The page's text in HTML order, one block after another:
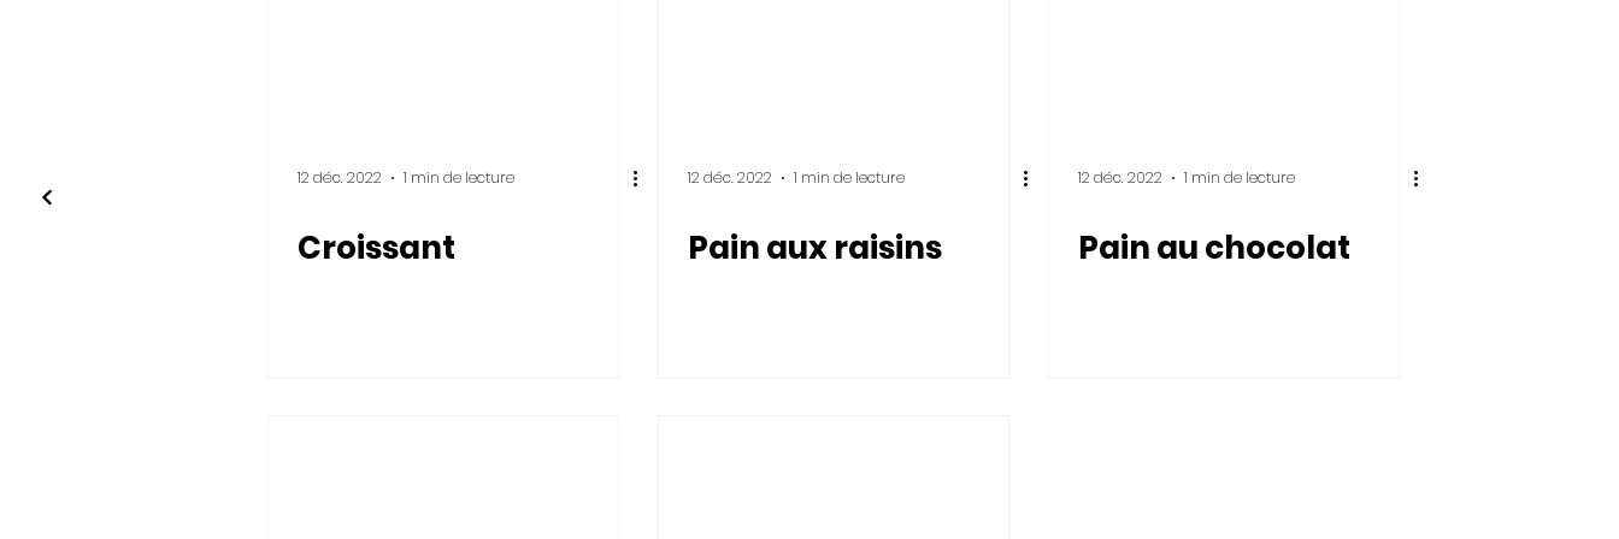
12 déc. 2022 1 min de lecture
Croissant
12 déc. 2022 1 min de lecture
Pain aux raisins
12 déc. 2022 1 min de lecture
Pain au chocolat